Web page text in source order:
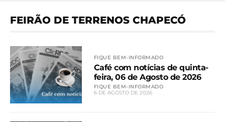
FEIRÃO DE TERRENOS CHAPECÓ
FIQUE BEM-INFORMADO
Café com notícias de quinta-
feira, 06 de Agosto de 2026
FIQUE BEM-INFORMADO
6 DE AGOSTO DE 2026